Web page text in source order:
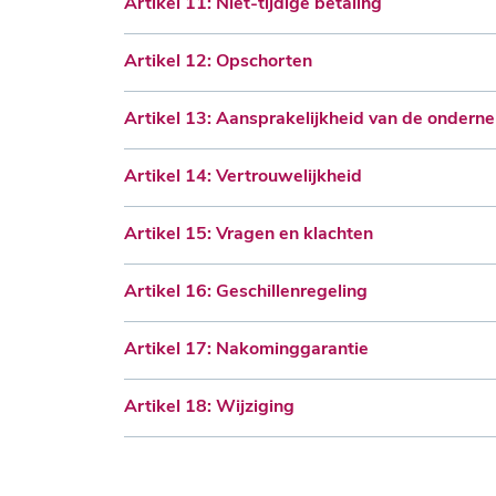
Artikel 12: Opschorten
Artikel 13: Aansprakelijkheid van de
Artikel 14: Vertrouwelijkheid
Artikel 15: Vragen en klachten
Artikel 16: Geschillenregeling
Artikel 17: Nakominggarantie
Artikel 18: Wijziging